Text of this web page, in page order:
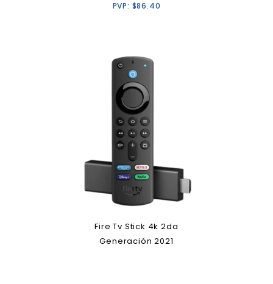
PVP: $86.40
Fire Tv Stick 4k 2da
Generación 2021